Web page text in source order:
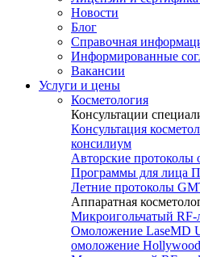
Новости
Блог
Справочная
Информированные
Вакансии
Услуги и цены
Косметология
Консультации
Консультация
консилиум
Авторские протоколы
Программы для лица
Летние протоколы
Аппаратная
Микроигольчатый
Омоложение LaseMD
омоложение Hollywood